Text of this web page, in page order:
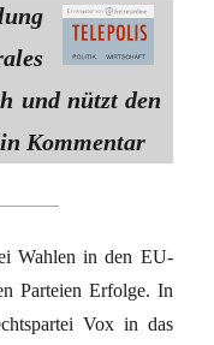
und nützt den
Kommentar
Wahlen in den EU-
Parteien Erfolge. In
Vox in das